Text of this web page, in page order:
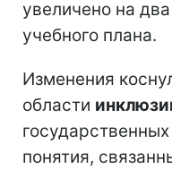
увеличено на
учебного плана.
Изменения
области
понятия,